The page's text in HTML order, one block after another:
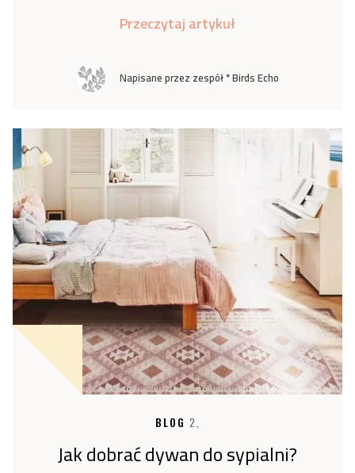
Przeczytaj artykuł
Napisane przez zespół * Birds Echo
BLOG 2,
Jak dobrać dywan do sypialni?